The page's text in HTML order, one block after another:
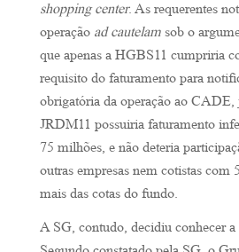
shopping center. As requerentes
operação ad cautelamsob o
que apenas a HGBS11 cumpriria
requisito do faturamento para
obrigatória da operação ao CADE,
JRDM11 possuiria faturamento
75 milhões, e não deteria
outras empresas nem cotistas com
mais das cotas do fundo.
A SG, contudo, decidiu conhecer a